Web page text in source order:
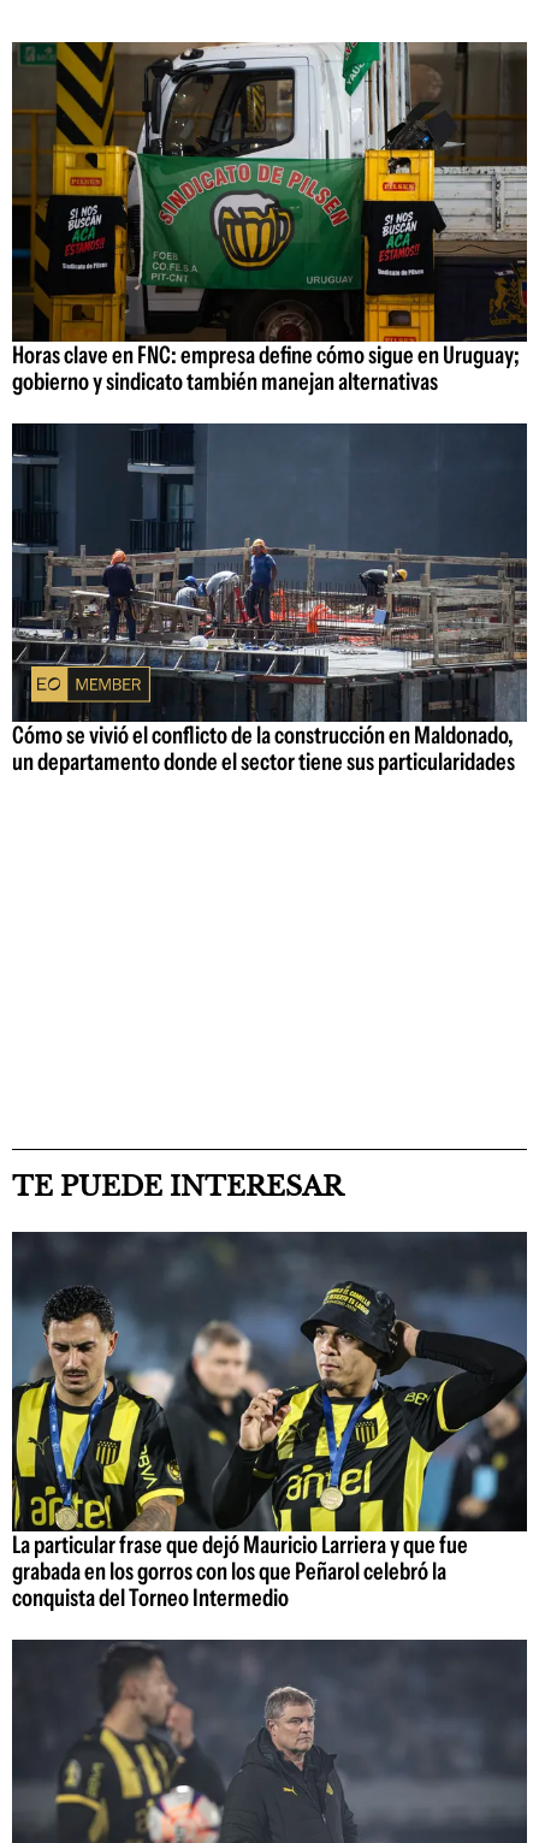
Horas clave en FNC: empresa define cómo sigue en Uruguay;
gobierno y sindicato también manejan alternativas
Cómo se vivió el conflicto de la construcción en Maldonado,
un departamento donde el sector tiene sus particularidades
TE PUEDE INTERESAR
La particular frase que dejó Mauricio Larriera y que fue
grabada en los gorros con los que Peñarol celebró la
conquista del Torneo Intermedio